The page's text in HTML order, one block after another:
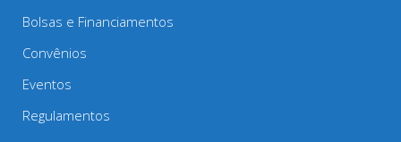
Bolsas e Financiamentos
Convênios
Eventos
Regulamentos